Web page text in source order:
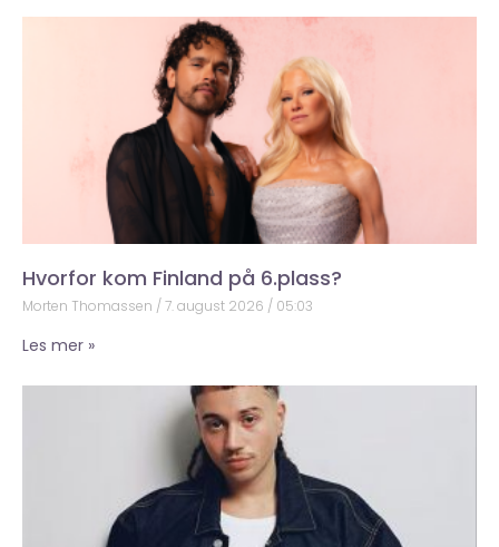
Hvorfor kom Finland på 6.plass?
Morten Thomassen 7. august 2026 05:03
Les mer »